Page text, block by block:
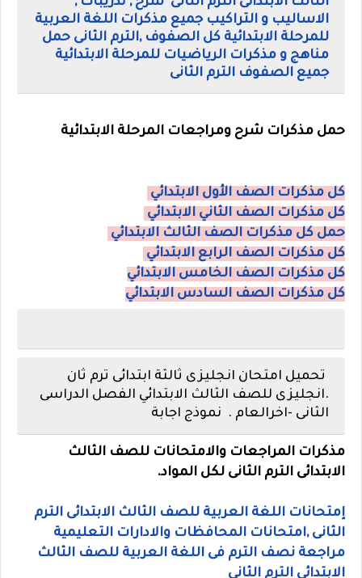
الاساليب و التراكيبجميع مذكرات اللغة العربية
للمرحلة الابتدائية كل الصفوف ,الترم الثانى حمل
مناهج و مذكرات الرياضيات للمرحلة الابتدائية
جميع الصفوف الترم الثانى
حمل مذكرات شرح ومراجعات المرحلة الابتدائية
كل مذكرات الصف الأول الابتدائي
كل مذكرات الصف الثاني الابتدائي
حمل كل مذكرات الصف الثالث الابتدائي
كل مذكرات الصف الرابع الابتدائي
كل مذكرات الصف الخامس الابتدائي
كل مذكرات الصف السادس الابتدائي
تحميل امتحان انجليزى ثالثة ابتدائى ترم ثان
.انجليزى للصف الثالث الابتدائي الفصل الدراسى
الثانى -اخرالعام . نموذج اجابة
مذكرات المراجعات والامتحانات للصف الثالث
الابتدائى الترم الثانى لكل المواد.
إمتحانات اللغة العربية للصف الثالث الابتدائى الترم
الثانى ,امتحانات المحافظات والادارات التعليمية
مراجعة نصف الترم فى اللغة العربية للصف الثالث
الابتدائى الترم الثانى